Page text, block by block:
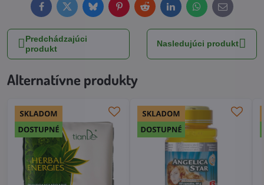
FacebookTwitterBlueskyPinterestRedditLinkedInWhatsApp
E-
mail
Predchádzajúci
produkt
Nasledujúci produkt
Alternatívne produkty